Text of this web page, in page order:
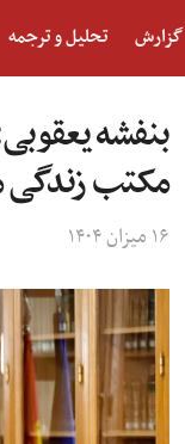
گزارش تحلیل و ترجمه
بنفشه
مکتب زندگی
۱۶ میزان ۱۴۰۴